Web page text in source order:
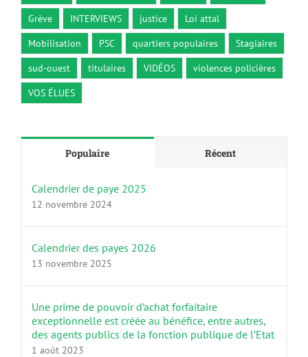
Grève
INTERVIEWS justice
Loi attal
Mobilisation
PSC quartiers populaires
Stagiaires
sud-ouest
titulaires VIDÉOS
violences policières
VOS ÉLUES
Populaire Récent
Calendrier de paye 2025
12 novembre 2024
Calendrier des payes 2026
13 novembre 2025
Une prime de pouvoir d’achat forfaitaire
exceptionnelle est créée au bénéfice, entre autres,
des agents publics de la fonction publique de l’Etat
1 août 2023